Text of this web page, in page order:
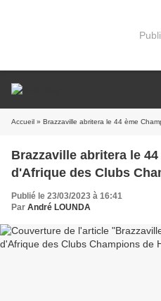
Accueil » Brazzaville abritera le 44 ème
Brazzaville abritera le
d'Afrique des Clubs
Publié le 23/03/2023 à 16:41
Par André LOUNDA